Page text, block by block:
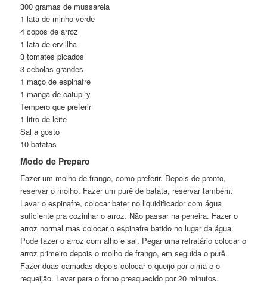
300 gramas de mussarela
1 lata de minho verde
4 copos de arroz
1 lata de ervillha
3 tomates picados
3 cebolas grandes
1 maço de espinafre
1 manga de catupiry
Tempero que preferir
1 litro de leite
Sal a gosto
10 batatas
Modo de Preparo
Fazer um molho de frango, como preferir. Depois de pronto,
reservar o molho. Fazer um purê de batata, reservar também.
Lavar o espinafre, colocar bater no liquidificador com água
suficiente pra cozinhar o arroz. Não passar na peneira. Fazer o
arroz normal mas colocar o espinafre batido no lugar da água.
Pode fazer o arroz com alho e sal. Pegar uma refratário colocar o
arroz primeiro depois o molho de frango, em seguida o purê.
Fazer duas camadas depois colocar o queijo por cima e o
requeijão. Levar para o forno preaquecido por 20 minutos.